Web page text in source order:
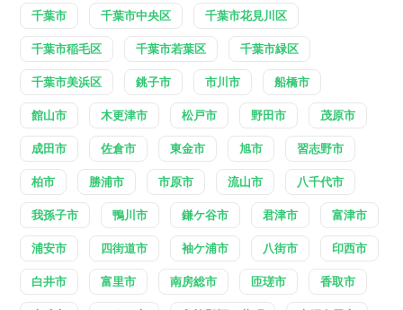
千葉市 千葉市中央区 千葉市花見川区
千葉市稲毛区 千葉市若葉区 千葉市緑区
千葉市美浜区 銚子市 市川市 船橋市
館山市 木更津市 松戸市 野田市 茂原市
成田市 佐倉市 東金市 旭市 習志野市
柏市 勝浦市 市原市 流山市 八千代市
我孫子市 鴨川市 鎌ケ谷市 君津市 富津市
浦安市 四街道市 袖ケ浦市 八街市 印西市
白井市 富里市 南房総市 匝瑳市 香取市